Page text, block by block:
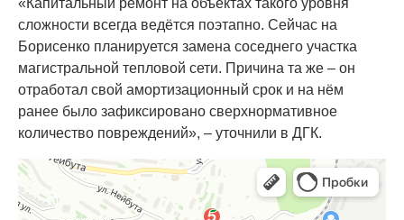
«Капитальный ремонт на объектах такого уровня
сложности всегда ведётся поэтапно. Сейчас на
Борисенко планируется замена соседнего участка
магистральной тепловой сети. Причина та же – он
отработал свой амортизационный срок и на нём
ранее было зафиксировано сверхнормативное
количество повреждений», – уточнили в ДГК.